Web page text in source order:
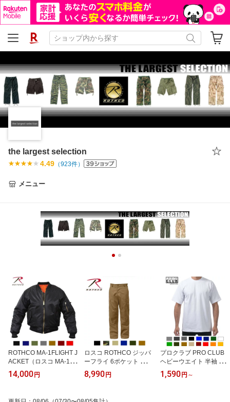
the largest selection
4.49 （923件）
メニュー
ROTHCO MA-1FLIGHT J
ACKET（ロスコ MA-1 フ
ライトジャケット）7324
他（7色）
14,000 円
ロスコ ROTHCO ジッパ
ーフライ 6ポケット カー
ゴパンツ ZIPPER FLY B
DU 6pocket cargo Pants:
8,990 円
プロクラブ PRO CLUB
ヘビーウエイト 半袖 Tシ
ャツ:101 size S ～5XL
1,590 円 ～